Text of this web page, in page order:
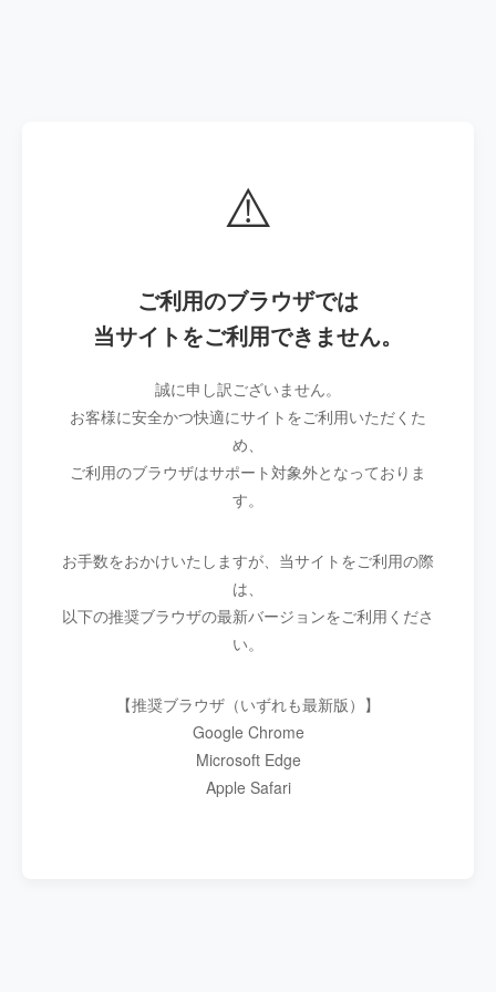
⚠️
ご利用のブラウザでは
当サイトをご利用できません。
誠に申し訳ございません。
お客様に安全かつ快適にサイトをご利用いただくた
め、
ご利用のブラウザはサポート対象外となっておりま
す。
お手数をおかけいたしますが、当サイトをご利用の際
は、
以下の推奨ブラウザの最新バージョンをご利用くださ
い。
【推奨ブラウザ（いずれも最新版）】
Google Chrome
Microsoft Edge
Apple Safari